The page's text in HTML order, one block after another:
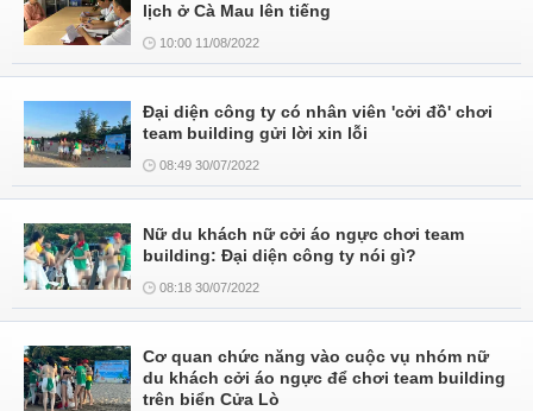
lịch ở Cà Mau lên tiếng
10:00 11/08/2022
Đại diện công ty có nhân viên 'cởi đồ' chơi
team building gửi lời xin lỗi
08:49 30/07/2022
Nữ du khách nữ cởi áo ngực chơi team
building: Đại diện công ty nói gì?
08:18 30/07/2022
Cơ quan chức năng vào cuộc vụ nhóm nữ
du khách cởi áo ngực để chơi team building
trên biển Cửa Lò